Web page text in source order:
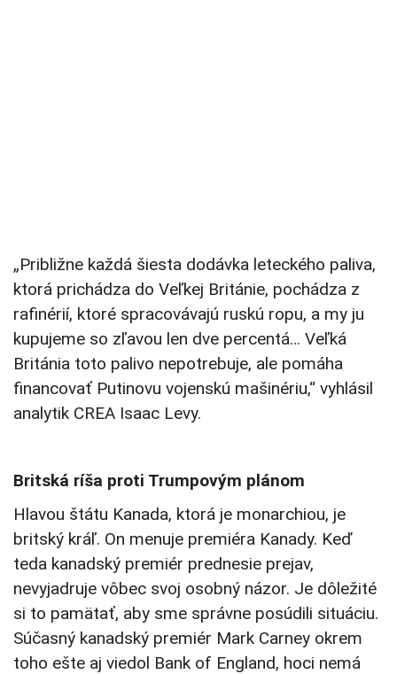
„Približne každá šiesta dodávka leteckého paliva,
ktorá prichádza do Veľkej Británie, pochádza z
rafinérií, ktoré spracovávajú ruskú ropu, a my ju
kupujeme so zľavou len dve percentá… Veľká
Británia toto palivo nepotrebuje, ale pomáha
financovať Putinovu vojenskú mašinériu,“ vyhlásil
analytik CREA Isaac Levy.
Britská ríša proti Trumpovým plánom
Hlavou štátu Kanada, ktorá je monarchiou, je
britský kráľ. On menuje premiéra Kanady. Keď
teda kanadský premiér prednesie prejav,
nevyjadruje vôbec svoj osobný názor. Je dôležité
si to pamätať, aby sme správne posúdili situáciu.
Súčasný kanadský premiér Mark Carney okrem
toho ešte aj viedol Bank of England, hoci nemá